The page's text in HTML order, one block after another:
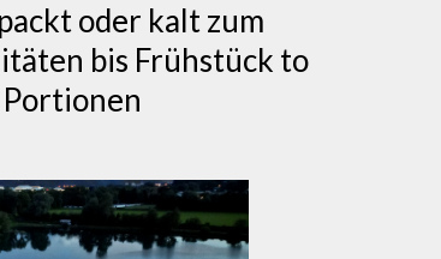
oder kalt zum
bis Frühstück to